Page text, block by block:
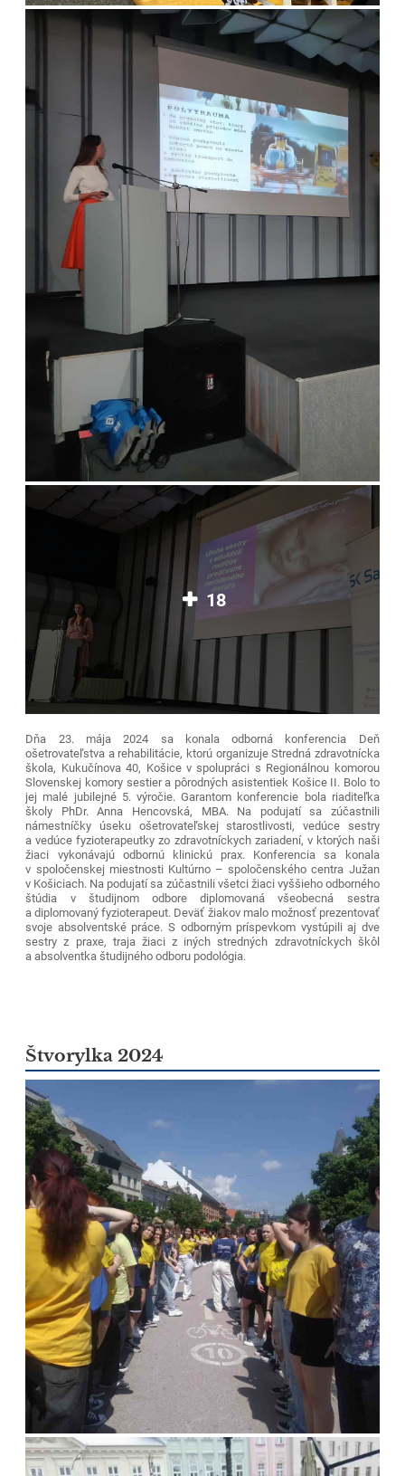
18
Dňa 23. mája 2024 sa konala odborná konferencia Deň
ošetrovateľstva a rehabilitácie, ktorú organizuje Stredná zdravotnícka
škola, Kukučínova 40, Košice v spolupráci s Regionálnou komorou
Slovenskej komory sestier a pôrodných asistentiek Košice II. Bolo to
jej malé jubilejné 5. výročie. Garantom konferencie bola riaditeľka
školy PhDr. Anna Hencovská, MBA. Na podujatí sa zúčastnili
námestníčky úseku ošetrovateľskej starostlivosti, vedúce sestry
a vedúce fyzioterapeutky zo zdravotníckych zariadení, v ktorých naši
žiaci vykonávajú odbornú klinickú prax. Konferencia sa konala
v spoločenskej miestnosti Kultúrno – spoločenského centra Južan
v Košiciach. Na podujatí sa zúčastnili všetci žiaci vyššieho odborného
štúdia v študijnom odbore diplomovaná všeobecná sestra
a diplomovaný fyzioterapeut. Deväť žiakov malo možnosť prezentovať
svoje absolventské práce. S odborným príspevkom vystúpili aj dve
sestry z praxe, traja žiaci z iných stredných zdravotníckych škôl
a absolventka študijného odboru podológia.
Štvorylka 2024